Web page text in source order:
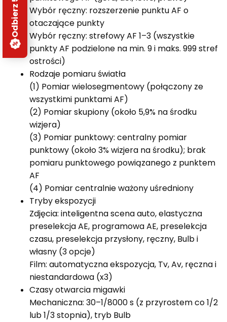
Wybór ręczny: rozszerzenie punktu AF o
otaczające punkty
Wybór ręczny: strefowy AF 1–3 (wszystkie
punkty AF podzielone na min. 9 i maks. 999 stref
ostrości)
Rodzaje pomiaru światła
(1) Pomiar wielosegmentowy (połączony ze
wszystkimi punktami AF)
(2) Pomiar skupiony (około 5,9% na środku
wizjera)
(3) Pomiar punktowy: centralny pomiar
punktowy (około 3% wizjera na środku); brak
pomiaru punktowego powiązanego z punktem
AF
(4) Pomiar centralnie ważony uśredniony
Tryby ekspozycji
Zdjęcia: inteligentna scena auto, elastyczna
preselekcja AE, programowa AE, preselekcja
czasu, preselekcja przysłony, ręczny, Bulb i
własny (3 opcje)
Film: automatyczna ekspozycja, Tv, Av, ręczna i
niestandardowa (x3)
Czasy otwarcia migawki
Mechaniczna: 30–1/8000 s (z przyrostem co 1/2
lub 1/3 stopnia), tryb Bulb